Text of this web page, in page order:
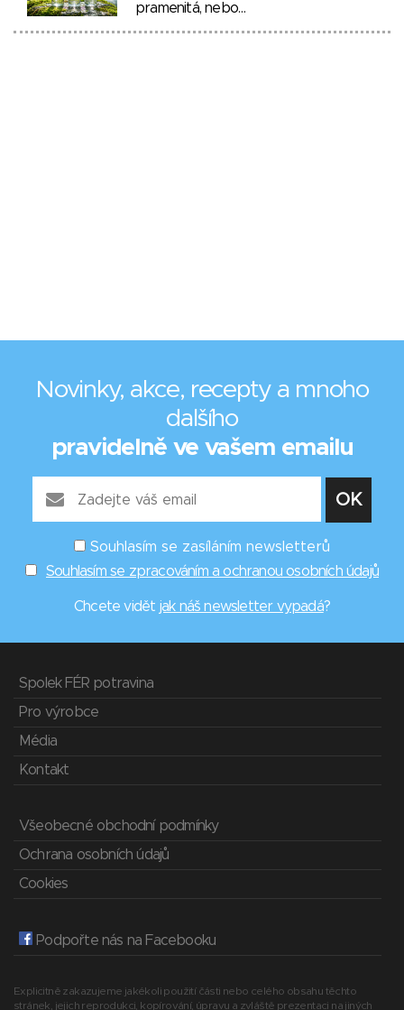
pramenitá, nebo…
Novinky, akce, recepty a mnoho
dalšího
pravidelně ve vašem emailu
Souhlasím se zasíláním newsletterů
Souhlasím se zpracováním a ochranou osobních údajů
Chcete vidět jak náš newsletter vypadá?
Spolek FÉR potravina
Pro výrobce
Média
Kontakt
Všeobecné obchodní podmínky
Ochrana osobních údajů
Cookies
Podpořte nás na Facebooku
Explicitně zakazujeme jakékoli použití části nebo celého obsahu těchto
stránek, jejich reprodukci, kopírování, úpravu a zvláště prezentaci na jiných